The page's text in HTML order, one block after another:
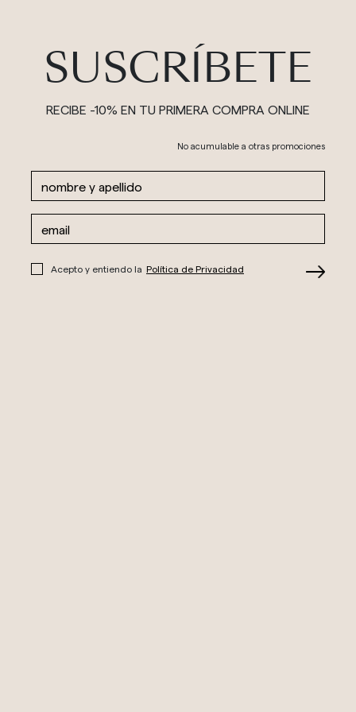
SUSCRÍBETE
RECIBE -10% EN TU PRIMERA COMPRA ONLINE
No acumulable a otras promociones
Acepto y entiendo la Política de Privacidad